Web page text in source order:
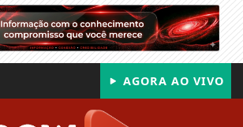
AGORA AO VIVO